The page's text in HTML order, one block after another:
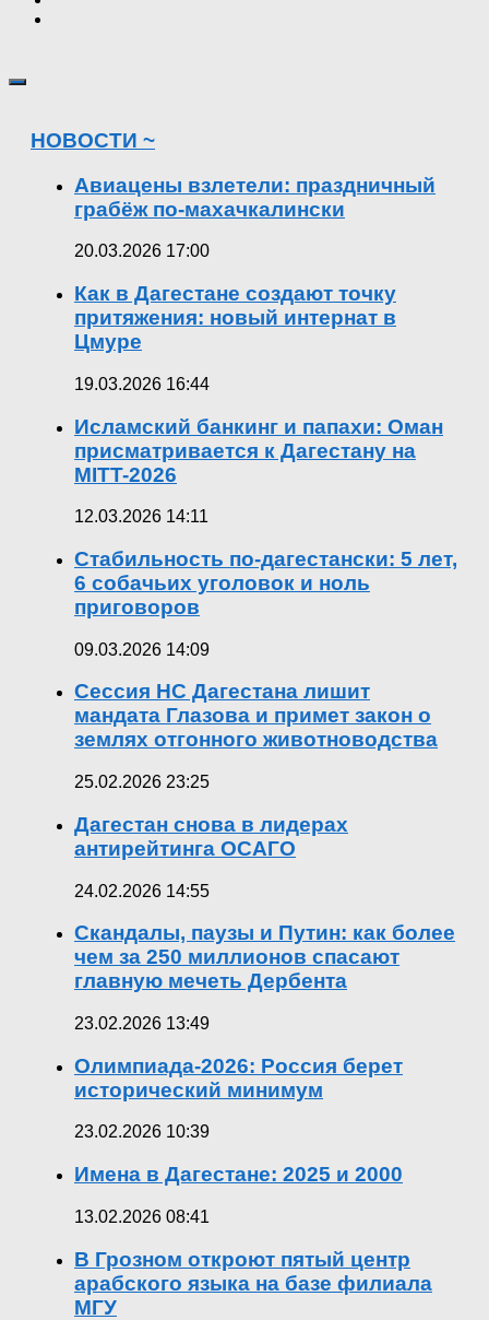
НОВОСТИ ~
Авиацены взлетели: праздничный
грабёж по-махачкалински
20.03.2026 17:00
Как в Дагестане создают точку
притяжения: новый интернат в
Цмуре
19.03.2026 16:44
Исламский банкинг и папахи: Оман
присматривается к Дагестану на
MITT-2026
12.03.2026 14:11
Стабильность по-дагестански: 5 лет,
6 собачьих уголовок и ноль
приговоров
09.03.2026 14:09
Сессия НС Дагестана лишит
мандата Глазова и примет закон о
землях отгонного животноводства
25.02.2026 23:25
Дагестан снова в лидерах
антирейтинга ОСАГО
24.02.2026 14:55
Скандалы, паузы и Путин: как более
чем за 250 миллионов спасают
главную мечеть Дербента
23.02.2026 13:49
Олимпиада-2026: Россия берет
исторический минимум
23.02.2026 10:39
Имена в Дагестане: 2025 и 2000
13.02.2026 08:41
В Грозном откроют пятый центр
арабского языка на базе филиала
МГУ